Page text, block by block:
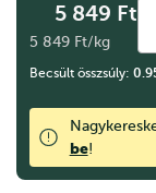
5 849 Ft
5 849 Ft/kg
Becsült összsúly:
be!